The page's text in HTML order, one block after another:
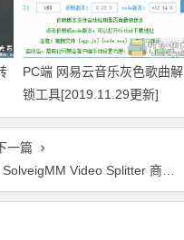
PC端 网易云音乐灰色歌曲解
锁工具[2019.11.29更新]
一篇
Video Splitter 商业版绿色精简版